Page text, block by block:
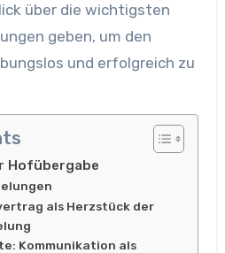
über die wichtigsten
geben, um den
und erfolgreich zu
Hofübergabe
als Herzstück der
Kommunikation als